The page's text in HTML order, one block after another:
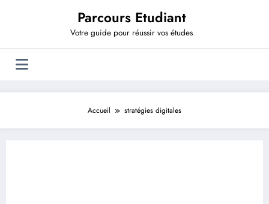
Parcours Etudiant
Votre guide pour réussir vos études
Accueil stratégies digitales